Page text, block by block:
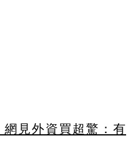
見外資買超驚：有